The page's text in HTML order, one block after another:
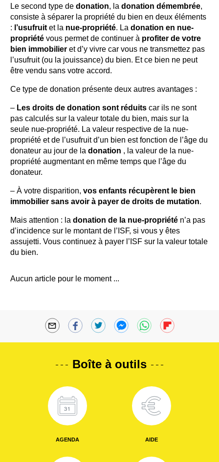
Le second type de donation, la donation démembrée,
consiste à séparer la propriété du bien en deux éléments
: l’usufruit et la nue-propriété. La donation en nue-
propriété vous permet de continuer à profiter de votre
bien immobilier et d’y vivre car vous ne transmettez pas
l’usufruit (ou la jouissance) du bien. Et ce bien ne peut
être vendu sans votre accord.
Ce type de donation présente deux autres avantages :
– Les droits de donation sont réduits car ils ne sont
pas calculés sur la valeur totale du bien, mais sur la
seule nue-propriété. La valeur respective de la nue-
propriété et de l’usufruit d’un bien est fonction de l’âge du
donateur au jour de la donation , la valeur de la nue-
propriété augmentant en même temps que l’âge du
donateur.
– À votre disparition, vos enfants récupèrent le bien
immobilier sans avoir à payer de droits de mutation.
Mais attention : la donation de la nue-propriété n’a pas
d’incidence sur le montant de l’ISF, si vous y êtes
assujetti. Vous continuez à payer l’ISF sur la valeur totale
du bien.
Aucun article pour le moment ...
Boîte à outils
AGENDA AIDE